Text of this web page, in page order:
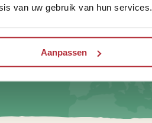
van uw gebruik van hun services.
Aanpassen